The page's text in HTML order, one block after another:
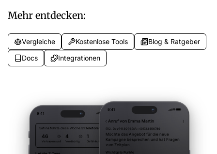
Mehr entdecken:
Vergleiche Kostenlose Tools
Blog & Ratgeber
Docs
Integrationen